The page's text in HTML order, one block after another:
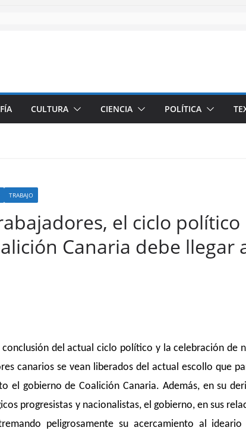
CULTURA CIENCIA POLÍTICA
TRABAJO
el ciclo político
Canaria debe llegar
del actual ciclo político y la celebración de
canarios se vean liberados del actual escollo que
el gobierno de Coalición Canaria. Además, en su
progresistas y nacionalistas, el gobierno, en sus
peligrosamente su acercamiento al